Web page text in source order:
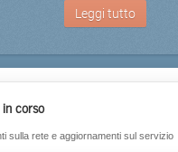
Leggi tutto
corso
sulla rete e aggiornamenti sul servizio